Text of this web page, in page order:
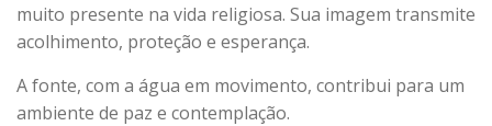
muito presente na vida religiosa. Sua imagem transmite
acolhimento, proteção e esperança.
A fonte, com a água em movimento, contribui para um
ambiente de paz e contemplação.